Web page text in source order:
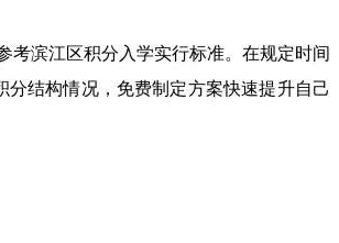
考滨江区积分入学实行标准。在规定时间
分结构情况，免费制定方案快速提升自己